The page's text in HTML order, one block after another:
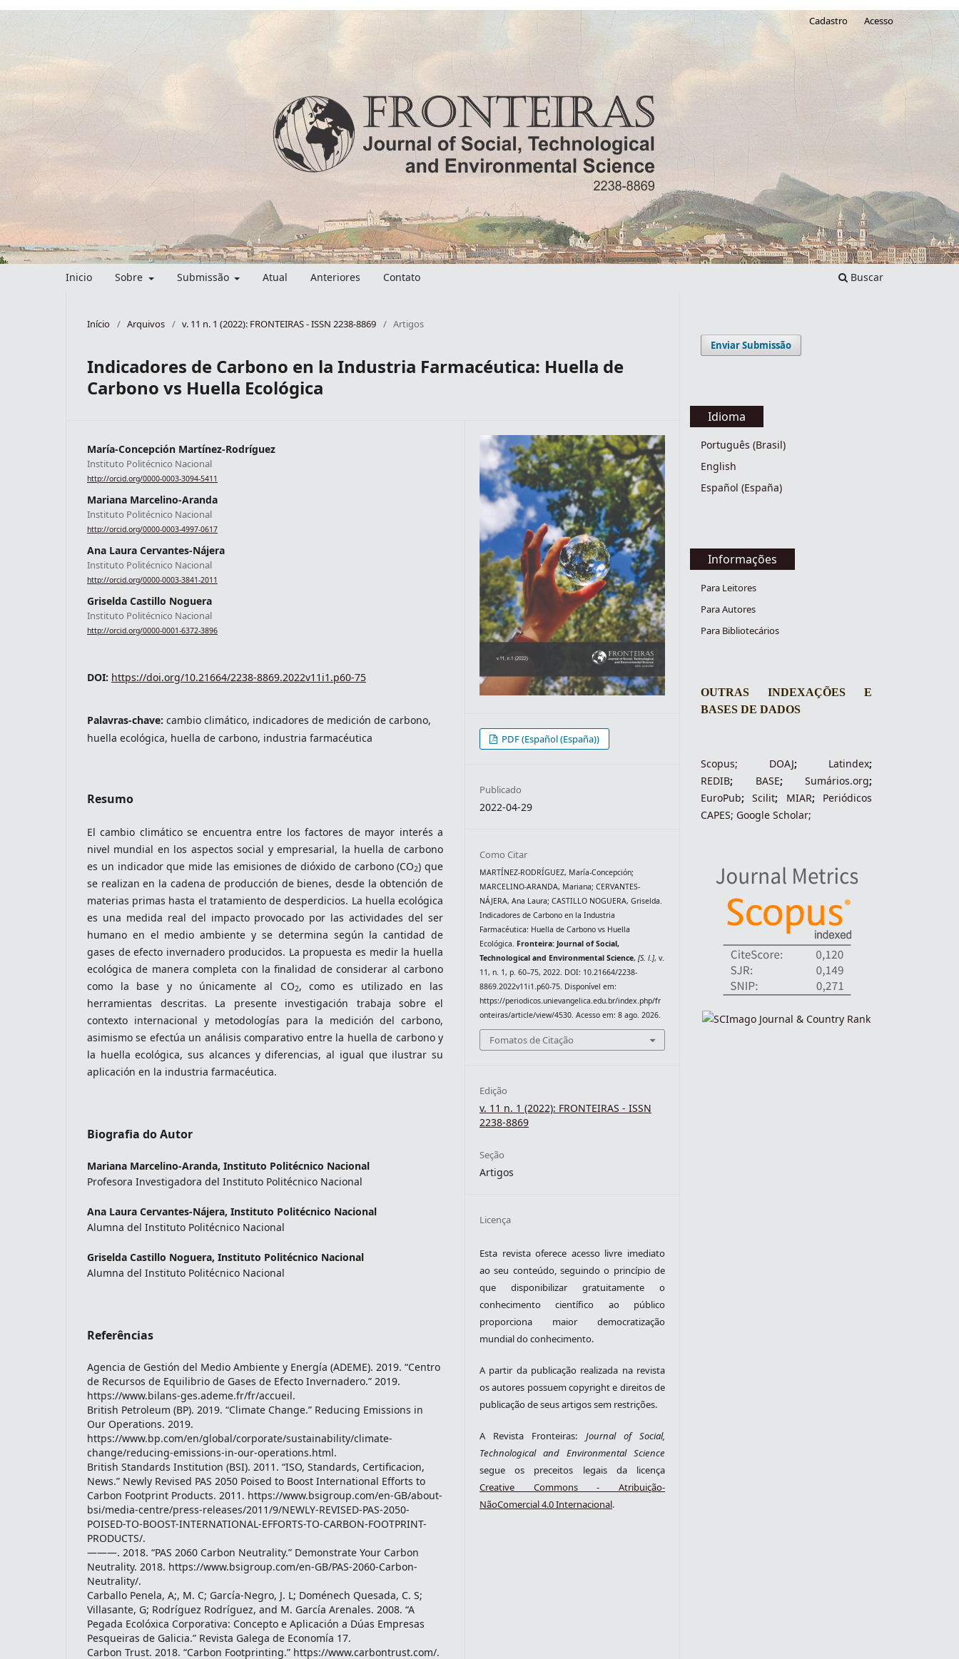
Inicio Sobre Submissão Atual Anteriores Contato Buscar
Cadastro Acesso
Início / Arquivos / v. 11 n. 1 (2022): FRONTEIRAS - ISSN 2238-8869 / Artigos
Indicadores de Carbono en la Industria Farmacéutica: Huella de
Carbono vs Huella Ecológica
María-Concepción Martínez-Rodríguez
Instituto Politécnico Nacional
http://orcid.org/0000-0003-3094-5411
Mariana Marcelino-Aranda
Instituto Politécnico Nacional
http://orcid.org/0000-0003-4997-0617
Ana Laura Cervantes-Nájera
Instituto Politécnico Nacional
http://orcid.org/0000-0003-3841-2011
Griselda Castillo Noguera
Instituto Politécnico Nacional
http://orcid.org/0000-0001-6372-3896
DOI: https://doi.org/10.21664/2238-8869.2022v11i1.p60-75
Palavras-chave: cambio climático, indicadores de medición de carbono,
huella ecológica, huella de carbono, industria farmacéutica
Resumo
El cambio climático se encuentra entre los factores de mayor interés a
nivel mundial en los aspectos social y empresarial, la huella de carbono
es un indicador que mide las emisiones de dióxido de carbono (CO2) que
se realizan en la cadena de producción de bienes, desde la obtención de
materias primas hasta el tratamiento de desperdicios. La huella ecológica
es una medida real del impacto provocado por las actividades del ser
humano en el medio ambiente y se determina según la cantidad de
gases de efecto invernadero producidos. La propuesta es medir la huella
ecológica de manera completa con la finalidad de considerar al carbono
como la base y no únicamente al CO2, como es utilizado en las
herramientas descritas. La presente investigación trabaja sobre el
contexto internacional y metodologías para la medición del carbono,
asimismo se efectúa un análisis comparativo entre la huella de carbono y
la huella ecológica, sus alcances y diferencias, al igual que ilustrar su
aplicación en la industria farmacéutica.
Biografia do Autor
Mariana Marcelino-Aranda, Instituto Politécnico Nacional
Profesora Investigadora del Instituto Politécnico Nacional
Ana Laura Cervantes-Nájera, Instituto Politécnico Nacional
Alumna del Instituto Politécnico Nacional
Griselda Castillo Noguera, Instituto Politécnico Nacional
Alumna del Instituto Politécnico Nacional
Referências
Agencia de Gestión del Medio Ambiente y Energía (ADEME). 2019. “Centro
de Recursos de Equilibrio de Gases de Efecto Invernadero.” 2019.
https://www.bilans-ges.ademe.fr/fr/accueil.
British Petroleum (BP). 2019. “Climate Change.” Reducing Emissions in
Our Operations. 2019.
https://www.bp.com/en/global/corporate/sustainability/climate-
change/reducing-emissions-in-our-operations.html.
British Standards Institution (BSI). 2011. “ISO, Standards, Certificacion,
News.” Newly Revised PAS 2050 Poised to Boost International Efforts to
Carbon Footprint Products. 2011. https://www.bsigroup.com/en-GB/about-
bsi/media-centre/press-releases/2011/9/NEWLY-REVISED-PAS-2050-
POISED-TO-BOOST-INTERNATIONAL-EFFORTS-TO-CARBON-FOOTPRINT-
PRODUCTS/.
———. 2018. “PAS 2060 Carbon Neutrality.” Demonstrate Your Carbon
Neutrality. 2018. https://www.bsigroup.com/en-GB/PAS-2060-Carbon-
Neutrality/.
Carballo Penela, A;, M. C; García-Negro, J. L; Doménech Quesada, C. S;
Villasante, G; Rodríguez Rodríguez, and M. García Arenales. 2008. “A
Pegada Ecolóxica Corporativa: Concepto e Aplicación a Dúas Empresas
Pesqueiras de Galicia.” Revista Galega de Economía 17.
Carbon Trust. 2018. “Carbon Footprinting.” https://www.carbontrust.com/.
PDF (Español (España))
Publicado
2022-04-29
Como Citar
MARTÍNEZ-RODRÍGUEZ, María-Concepción;
MARCELINO-ARANDA, Mariana; CERVANTES-
NÁJERA, Ana Laura; CASTILLO NOGUERA, Griselda.
Indicadores de Carbono en la Industria
Farmacéutica: Huella de Carbono vs Huella
Ecológica. Fronteira: Journal of Social,
Technological and Environmental Science,[S. l.], v.
11, n. 1, p. 60–75, 2022. DOI: 10.21664/2238-
8869.2022v11i1.p60-75. Disponível em:
https://periodicos.unievangelica.edu.br/index.php/fr
onteiras/article/view/4530. Acesso em: 8 ago. 2026.
Fomatos de Citação
Edição
v. 11 n. 1 (2022): FRONTEIRAS - ISSN
2238-8869
Seção
Artigos
Licença
Esta revista oferece acesso livre imediato
ao seu conteúdo, seguindo o princípio de
que disponibilizar gratuitamente o
conhecimento científico ao público
proporciona maior democratização
mundial do conhecimento.
A partir da publicação realizada na revista
os autores possuem copyright e direitos de
publicação de seus artigos sem restrições.
A Revista Fronteiras: Journal of Social,
Technological and Environmental Science
segue os preceitos legais da licença
Creative Commons - Atribuição-
NãoComercial 4.0 Internacional.
Enviar Submissão
Idioma
Português (Brasil)
English
Español (España)
Informações
Para Leitores
Para Autores
Para Bibliotecários
OUTRAS INDEXAÇÕES E
BASES DE DADOS
Scopus; DOAJ; Latindex;
REDIB; BASE; Sumários.org;
EuroPub; Scilit; MIAR; Periódicos
CAPES; Google Scholar;
indexadores-fronteiras